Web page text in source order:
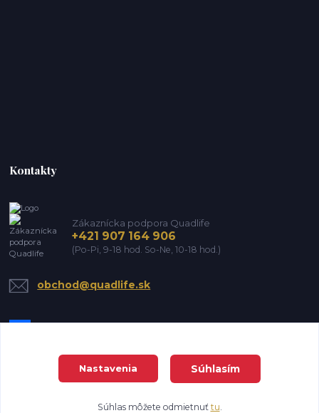
Kontakty
Zákaznícka podpora Quadlife
+421 907 164 906
(Po-Pi, 9-18 hod. So-Ne, 10-18 hod.)
obchod@quadlife.sk
Nastavenia Súhlasím
Súhlas môžete odmietnuť tu